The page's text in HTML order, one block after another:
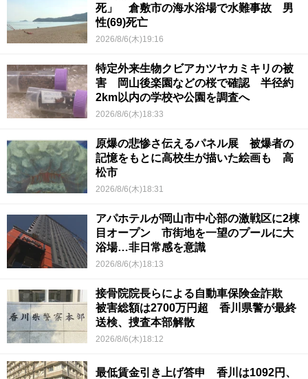
死」 倉敷市の海水浴場で水難事故 男
性(69)死亡
2026/8/6(木)19:16
特定外来生物クビアカツヤカミキリの被
害 岡山後楽園などの桜で確認 半径約
2km以内の学校や公園を調査へ
2026/8/6(木)18:33
原爆の悲惨さ伝えるパネル展 被爆者の
記憶をもとに高校生が描いた絵画も 高
松市
2026/8/6(木)18:31
アパホテルが岡山市中心部の激戦区に2棟
目オープン 市街地を一望のプールに大
浴場…非日常感を意識
2026/8/6(木)18:13
接骨院院長らによる自動車保険金詐欺
被害総額は2700万円超 香川県警が最終
送検、捜査本部解散
2026/8/6(木)18:12
最低賃金引き上げ答申 香川は1092円、